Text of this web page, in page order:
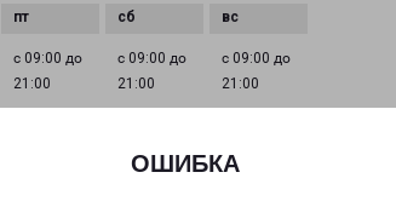
ОШИБКА
с 09:00 до
21:00
с 09:00 до
21:00
с 09:00 до
21:00